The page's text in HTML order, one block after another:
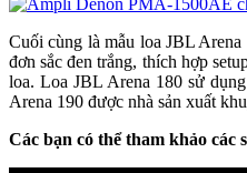
Cuối cùng là mẫu loa JBL
đơn sắc đen trắng, thích hợp
loa. Loa JBL Arena 180 sử
Arena 190 được nhà sản xuất
Các bạn có thể tham khảo các